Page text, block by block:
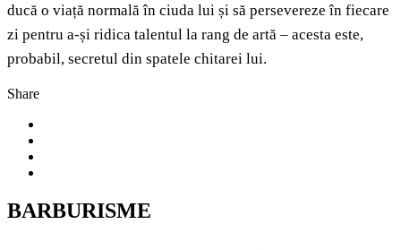
ducă o viață normală în ciuda lui și să persevereze în fiecare
zi pentru a-și ridica talentul la rang de artă – acesta este,
probabil, secretul din spatele chitarei lui.
Share
BARBURISME